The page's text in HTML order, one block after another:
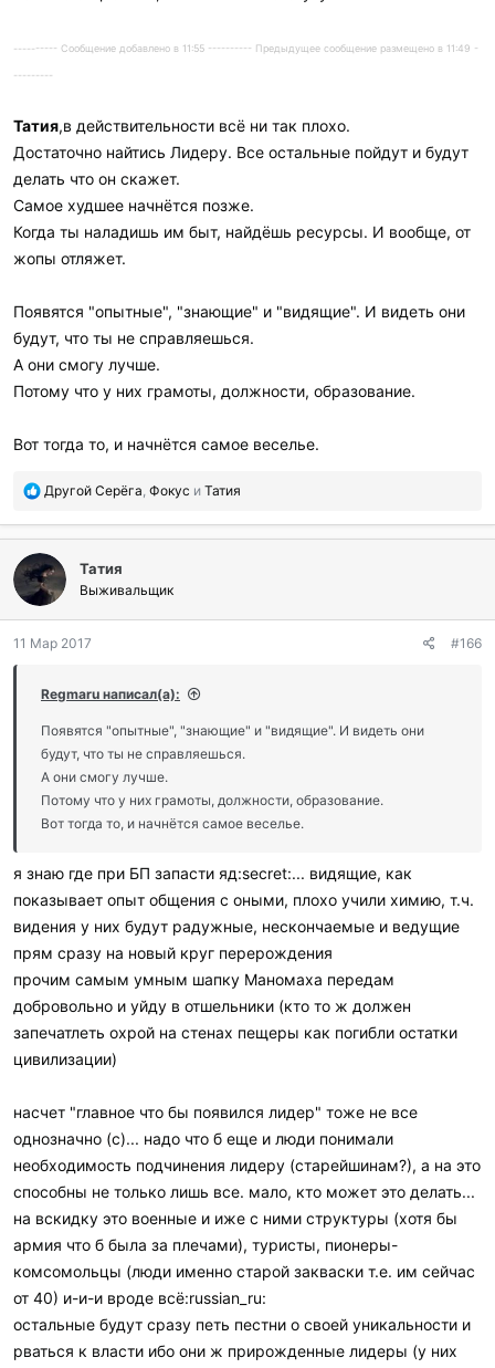
---------- Сообщение добавлено в 11:55 ---------- Предыдущее сообщение размещено в 11:49 -
---------
Татия,в действительности всё ни так плохо.
Достаточно найтись Лидеру. Все остальные пойдут и будут
делать что он скажет.
Самое худшее начнётся позже.
Когда ты наладишь им быт, найдёшь ресурсы. И вообще, от
жопы отляжет.
Появятся "опытные", "знающие" и "видящие". И видеть они
будут, что ты не справляешься.
А они смогу лучше.
Потому что у них грамоты, должности, образование.
Вот тогда то, и начнётся самое веселье.
П
б
л
а
г
о
а
и
и
:
Другой Серёга, Фокус и Татия
Татия
Выживальщик
11 Мар 2017 #166
Regmaru написал(а):
Появятся "опытные", "знающие" и "видящие". И видеть они
будут, что ты не справляешься.
А они смогу лучше.
Потому что у них грамоты, должности, образование.
Вот тогда то, и начнётся самое веселье.
я знаю где при БП запасти яд:secret:... видящие, как
показывает опыт общения с оными, плохо учили химию, т.ч.
видения у них будут радужные, нескончаемые и ведущие
прям сразу на новый круг перерождения
прочим самым умным шапку Маномаха передам
добровольно и уйду в отшельники (кто то ж должен
запечатлеть охрой на стенах пещеры как погибли остатки
цивилизации)
насчет "главное что бы появился лидер" тоже не все
однозначно (с)... надо что б еще и люди понимали
необходимость подчинения лидеру (старейшинам?), а на это
способны не только лишь все. мало, кто может это делать...
на вскидку это военные и иже с ними структуры (хотя бы
армия что б была за плечами), туристы, пионеры-
комсомольцы (люди именно старой закваски т.е. им сейчас
от 40) и-и-и вроде всё:russian_ru:
остальные будут сразу петь пестни о своей уникальности и
рваться к власти ибо они ж прирожденные лидеры (у них